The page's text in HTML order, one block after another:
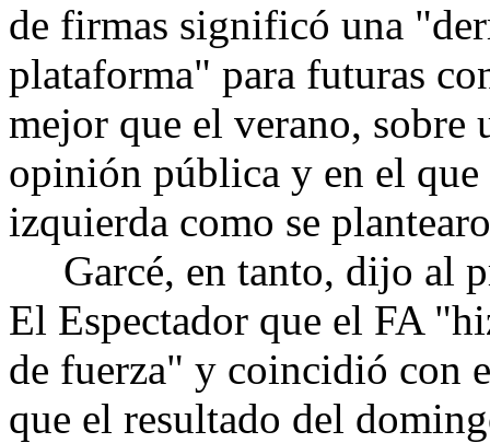
de firmas significó una
plataforma" para futuras
mejor que el verano, sobre
opinión pública y en el
izquierda como se
Garcé, en tanto, dijo al
El Espectador que el FA
de fuerza" y coincidió con
que el resultado del